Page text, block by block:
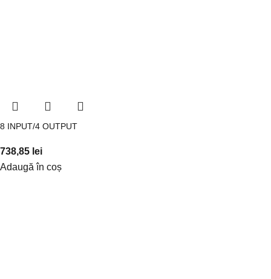
8 INPUT/4 OUTPUT
738,85 lei
Adaugă în coș